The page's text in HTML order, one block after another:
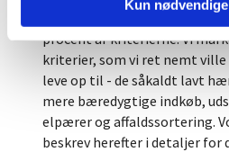
Kun
konstatere, at vi allerede
procent af kriterierne. Vi
kriterier, som vi ret nemt
leve op til - de såkaldt lavt
mere bæredygtige indkøb,
elpærer og affaldssortering.
beskrev herefter i detaljer for